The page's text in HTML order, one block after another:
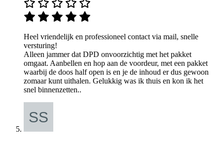
Heel vriendelijk en professioneel contact via mail, snelle
versturing!
Alleen jammer dat DPD onvoorzichtig met het pakket
omgaat. Aanbellen en hop aan de voordeur, met een pakket
waarbij de doos half open is en je de inhoud er dus gewoon
zomaar kunt uithalen. Gelukkig was ik thuis en kon ik het
snel binnenzetten..